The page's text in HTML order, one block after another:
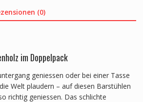
(0)
im Doppelpack
geniessen oder bei einer Tasse
Welt plaudern – auf diesen Barstühlen
richtig geniessen. Das schlichte